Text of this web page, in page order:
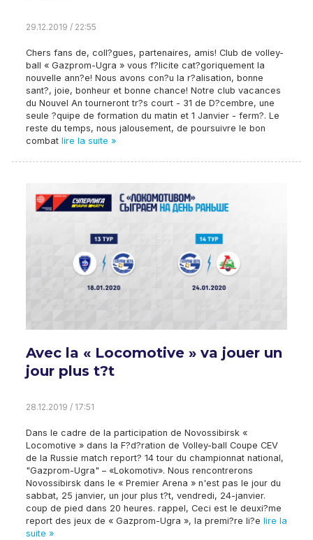
29.12.2019 / 22:55
Chers fans de, coll?gues, partenaires, amis! Club de volley-
ball « Gazprom-Ugra » vous f?licite cat?goriquement la
nouvelle ann?e! Nous avons con?u la r?alisation, bonne
sant?, joie, bonheur et bonne chance! Notre club vacances
du Nouvel An tourneront tr?s court - 31 de D?cembre, une
seule ?quipe de formation du matin et 1 Janvier - ferm?. Le
reste du temps, nous jalousement, de poursuivre le bon
combat lire la suite »
Avec la « Locomotive » va jouer un
jour plus t?t
28.12.2019 / 17:51
Dans le cadre de la participation de Novossibirsk «
Locomotive » dans la F?d?ration de Volley-ball Coupe CEV
de la Russie match report? 14 tour du championnat national,
"Gazprom-Ugra" – «Lokomotiv». Nous rencontrerons
Novossibirsk dans le « Premier Arena » n'est pas le jour du
sabbat, 25 janvier, un jour plus t?t, vendredi, 24-janvier.
coup de pied dans 20 heures. rappel, Ceci est le deuxi?me
report des jeux de « Gazprom-Ugra », la premi?re li?e lire la
suite »